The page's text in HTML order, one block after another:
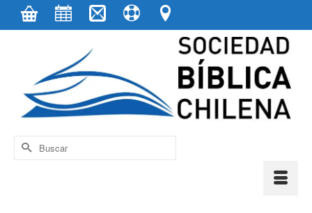
contenido
Buscar
por: